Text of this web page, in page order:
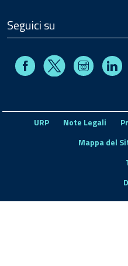
Seguici su
FacebookX
URP Note Legali
Mappa del